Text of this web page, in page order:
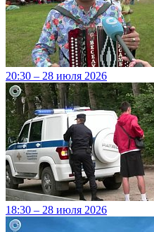
20:30 – 28 июля 2026
18:30 – 28 июля 2026